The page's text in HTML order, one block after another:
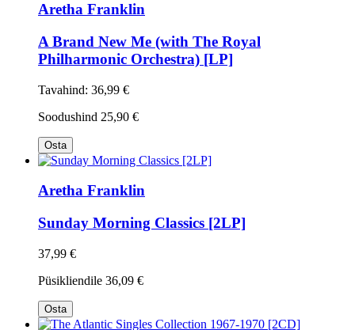
Aretha Franklin
A Brand New Me (with The Royal
Philharmonic Orchestra) [LP]
Tavahind: 36,99 €
Soodushind 25,90 €
Osta
Aretha Franklin
Sunday Morning Classics [2LP]
37,99 €
Püsikliendile 36,09 €
Osta